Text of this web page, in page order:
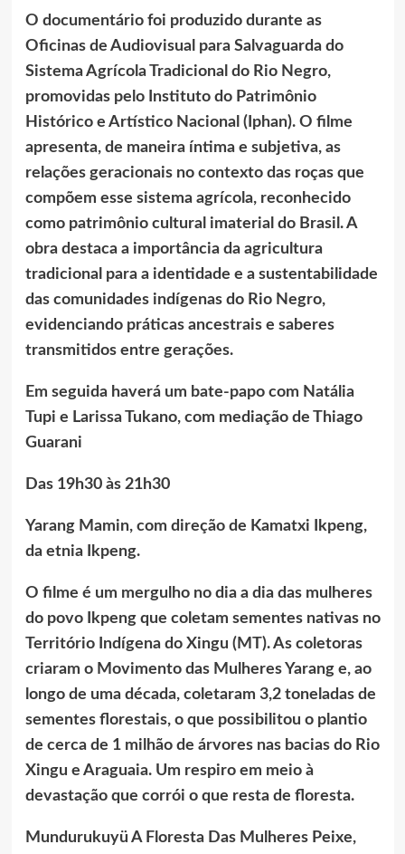
O documentário foi produzido durante as
Oficinas de Audiovisual para Salvaguarda do
Sistema Agrícola Tradicional do Rio Negro,
promovidas pelo Instituto do Patrimônio
Histórico e Artístico Nacional (Iphan). O filme
apresenta, de maneira íntima e subjetiva, as
relações geracionais no contexto das roças que
compõem esse sistema agrícola, reconhecido
como patrimônio cultural imaterial do Brasil. A
obra destaca a importância da agricultura
tradicional para a identidade e a sustentabilidade
das comunidades indígenas do Rio Negro,
evidenciando práticas ancestrais e saberes
transmitidos entre gerações.
Em seguida haverá um bate-papo com Natália
Tupi e Larissa Tukano, com mediação de Thiago
Guarani
Das 19h30 às 21h30
Yarang Mamin, com direção de Kamatxi Ikpeng,
da etnia Ikpeng.
O filme é um mergulho no dia a dia das mulheres
do povo Ikpeng que coletam sementes nativas no
Território Indígena do Xingu (MT). As coletoras
criaram o Movimento das Mulheres Yarang e, ao
longo de uma década, coletaram 3,2 toneladas de
sementes florestais, o que possibilitou o plantio
de cerca de 1 milhão de árvores nas bacias do Rio
Xingu e Araguaia. Um respiro em meio à
devastação que corrói o que resta de floresta.
Mundurukuyü A Floresta Das Mulheres Peixe,